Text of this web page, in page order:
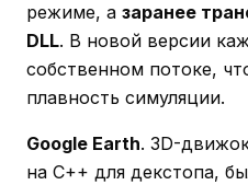
режиме, а заранее
DLL. В новой версии
собственном потоке,
плавность симуляции.
Google Earth. 3D-
на C++ для декстопа,